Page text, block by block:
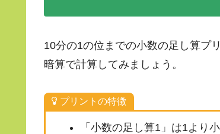
10分の1の位までの小数の足し算プ
暗算で計算してみましょう。
プリントの特徴
「小数の足し算1」は1より